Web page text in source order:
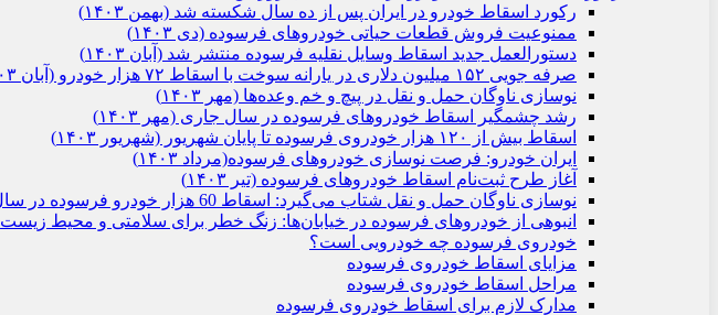
رکورد اسقاط خودرو در ایران پس از ده سال شکسته شد (بهمن ۱۴۰۳)
ممنوعیت فروش قطعات حیاتی خودروهای فرسوده (دی ۱۴۰۳)
دستورالعمل جدید اسقاط وسایل نقلیه فرسوده منتشر شد (آبان ۱۴۰۳)
صرفه جویی ۱۵۲ میلیون دلاری در یارانه سوخت با اسقاط ۷۲ هزار خودرو (آبان ۱۴۰۳)
نوسازی ناوگان حمل و نقل در پیچ و خم وعده‌ها (مهر ۱۴۰۳)
رشد چشمگیر اسقاط خودروهای فرسوده در سال جاری (مهر ۱۴۰۳)
اسقاط بیش از ۱۲۰ هزار خودروی فرسوده تا پایان شهریور (شهریور ۱۴۰۳)
ایران خودرو: فرصت نوسازی خودروهای فرسوده(مرداد ۱۴۰۳)
آغاز طرح ثبت‌نام اسقاط خودروهای فرسوده (تیر ۱۴۰۳)
نوسازی ناوگان حمل و نقل شتاب می‌گیرد: اسقاط 60 هزار خودرو فرسوده در سال جاری
انبوهی از خودروهای فرسوده در خیابان‌ها: زنگ خطر برای سلامتی و محیط زیست
خودروی فرسوده چه خودرویی است؟
مزایای اسقاط خودروی فرسوده
مراحل اسقاط خودروی فرسوده
مدارک لازم برای اسقاط خودروی فرسوده